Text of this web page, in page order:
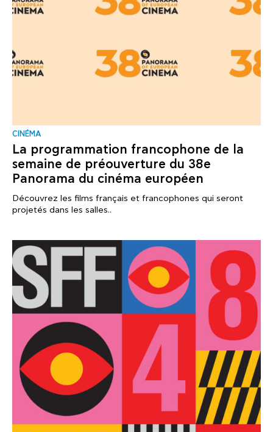
CINÉMA
La programmation francophone de la
semaine de préouverture du 38e
Panorama du cinéma européen
Découvrez les films français et francophones qui seront
projetés dans les salles..